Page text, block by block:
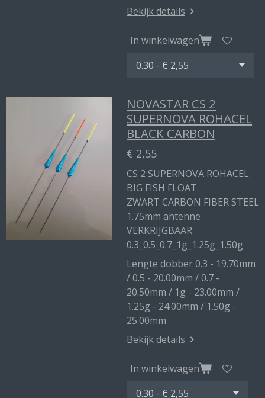
Bekijk details
In winkelwagen
NOVASTAR CS 2
SUPERNOVA ROHACEL
BLACK CARBON
€ 2,55
CS 2 SUPERNOVA ROHACEL
BIG FISH FLOAT.
ZWART CARBON FIBER STEEL
1.75mm antenne
VERKRIJGBAAR
0.3_0.5_0.7_1g_1.25g_1.50g
Lengte dobber 0.3 - 19.70mm
/ 0.5 - 20.00mm / 0.7 -
20.50mm / 1g - 23.00mm /
1.25g - 24.00mm / 1.50g -
25.00mm
Bekijk details
In winkelwagen